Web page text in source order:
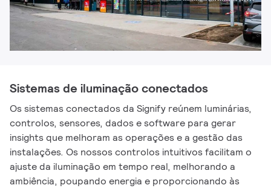
Sistemas de iluminação conectados
Os sistemas conectados da Signify reúnem luminárias,
controlos, sensores, dados e software para gerar
insights que melhoram as operações e a gestão das
instalações. Os nossos controlos intuitivos facilitam o
ajuste da iluminação em tempo real, melhorando a
ambiência, poupando energia e proporcionando às